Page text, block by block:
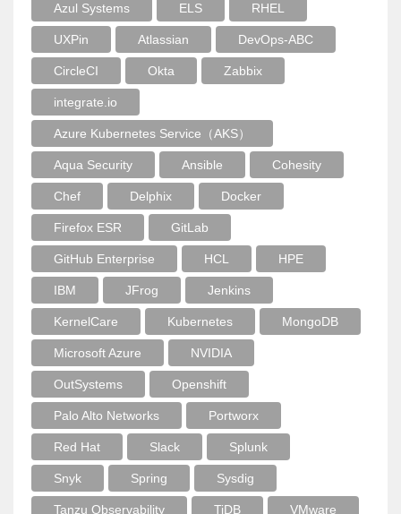
Azul Systems ELS RHEL
UXPin Atlassian DevOps-ABC
CircleCI Okta Zabbix
integrate.io
Azure Kubernetes Service（AKS）
Aqua Security Ansible Cohesity
Chef Delphix Docker
Firefox ESR GitLab
GitHub Enterprise HCL HPE
IBM JFrog Jenkins
KernelCare Kubernetes MongoDB
Microsoft Azure NVIDIA
OutSystems Openshift
Palo Alto Networks Portworx
Red Hat Slack Splunk
Snyk Spring Sysdig
Tanzu Observability TiDB VMware